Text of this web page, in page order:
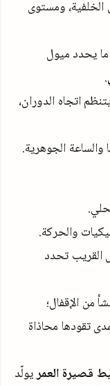
ومستوى
يحدد ميول
.
اتجاه الدوران،
والساعة الجوهرية.
والحركة.
القريب تحدد
من الإقفال؛
تقودها محاذاة
قصيرة العمريولّد